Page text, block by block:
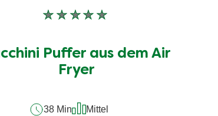
Keine
dieses
recipe
abgegeben
Puffer aus dem Air
Fryer
38 Min
Mittel